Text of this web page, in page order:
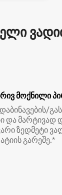
მოქნილი
და მარტივად
ზედმეტი
გარეშე.*